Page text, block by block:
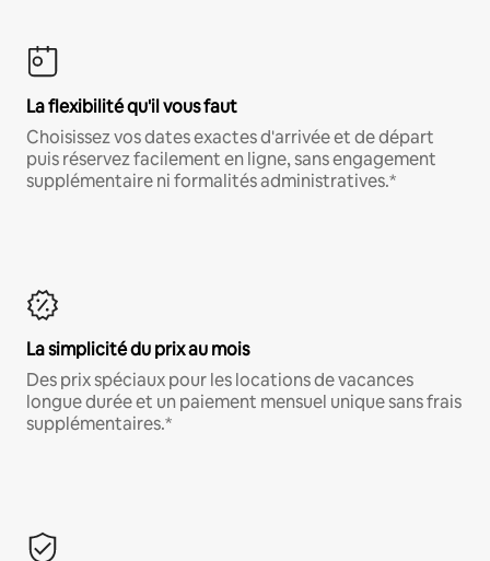
La flexibilité qu'il vous faut
Choisissez vos dates exactes d'arrivée et de départ
puis réservez facilement en ligne, sans engagement
supplémentaire ni formalités administratives.*
La simplicité du prix au mois
Des prix spéciaux pour les locations de vacances
longue durée et un paiement mensuel unique sans frais
supplémentaires.*